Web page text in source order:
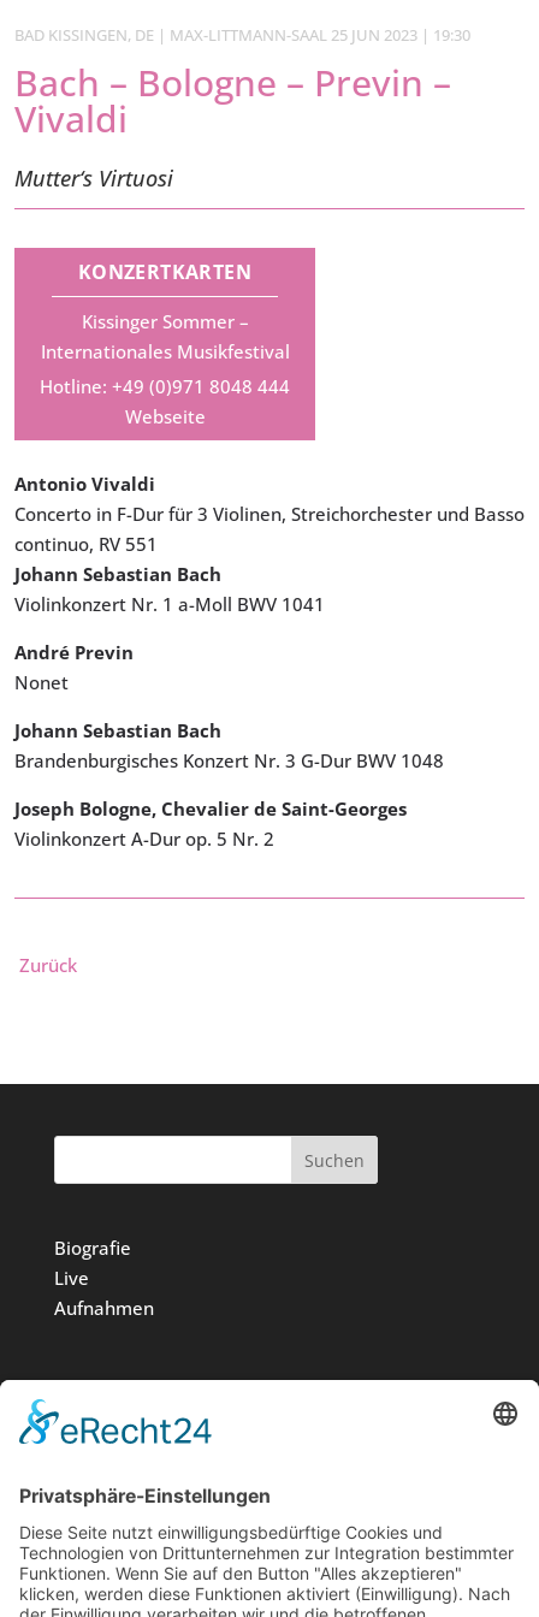
BAD KISSINGEN, DE | MAX-LITTMANN-SAAL 25 JUN 2023 | 19:30
Bach – Bologne – Previn –
Vivaldi
Mutter‘s Virtuosi
KONZERTKARTEN
Kissinger Sommer –
Internationales Musikfestival
Hotline: +49 (0)971 8048 444
Webseite
Antonio Vivaldi
Concerto in F-Dur für 3 Violinen, Streichorchester und Basso
continuo, RV 551
Johann Sebastian Bach
Violinkonzert Nr. 1 a-Moll BWV 1041
André Previn
Nonet
Johann Sebastian Bach
Brandenburgisches Konzert Nr. 3 G-Dur BWV 1048
Joseph Bologne, Chevalier de Saint-Georges
Violinkonzert A-Dur op. 5 Nr. 2
Zurück
Suchen
Biografie
Live
Aufnahmen
Medien
News
Kontakt